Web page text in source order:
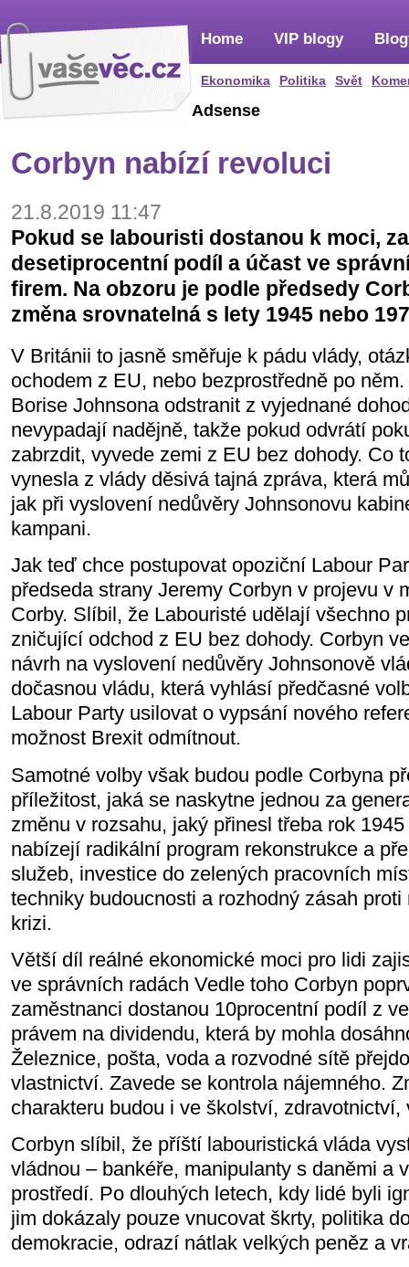
Home
Ekonomika Politika Svět
VIP blogy
Adsense
Corbyn nabízí revoluci
21.8.2019 11:47
Pokud se labouristi dostanou k moci,
desetiprocentní podíl a účast ve
firem. Na obzoru je podle předsedy
změna srovnatelná s lety 1945 nebo
V Británii to jasně směřuje k pádu vlády,
ochodem z EU, nebo bezprostředně po
Borise Johnsona odstranit z vyjednané
nevypadají nadějně, takže pokud odvrátí
zabrzdit, vyvede zemi z EU bez dohody. Co
vynesla z vlády děsivá tajná zpráva, která
jak při vyslovení nedůvěry Johnsonovu
kampani.
Jak teď chce postupovat opoziční Labour
předseda strany Jeremy Corbyn v projevu v
Corby. Slíbil, že Labouristé udělají všechno
zničující odchod z EU bez dohody. Corbyn
návrh na vyslovení nedůvěry Johnsonově
dočasnou vládu, která vyhlásí předčasné
Labour Party usilovat o vypsání nového
možnost Brexit odmítnout.
Samotné volby však budou podle Corbyna
příležitost, jaká se naskytne jednou za
změnu v rozsahu, jaký přinesl třeba rok
nabízejí radikální program rekonstrukce a
služeb, investice do zelených pracovních
techniky budoucnosti a rozhodný zásah
krizi.
Větší díl reálné ekonomické moci pro lidi
ve správních radách Vedle toho Corbyn
zaměstnanci dostanou 10procentní podíl z
právem na dividendu, která by mohla
Železnice, pošta, voda a rozvodné sítě
vlastnictví. Zavede se kontrola nájemného.
charakteru budou i ve školství, zdravotnictví,
Corbyn slíbil, že příští labouristická vláda
vládnou – bankéře, manipulanty s daněmi a
prostředí. Po dlouhých letech, kdy lidé byli
jim dokázaly pouze vnucovat škrty, politika
demokracie, odrazí nátlak velkých peněz a